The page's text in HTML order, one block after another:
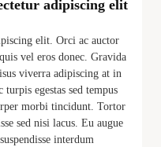
adipiscing elit
elit. Orci ac auctor
vel eros donec. Gravida
viverra adipiscing at in
egestas sed tempus
morbi tincidunt. Tortor
sed nisi lacus. Eu augue
interdum